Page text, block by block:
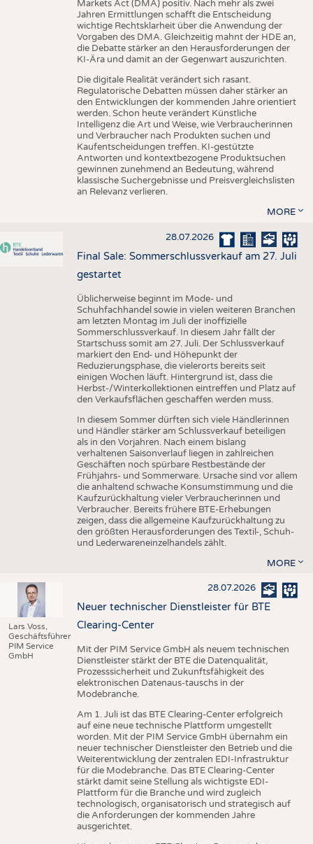
Markets Act (DMA) positiv. Nach mehr als zwei
Jahren Ermittlungen schafft die Entscheidung
wichtige Rechtsklarheit über die Anwendung der
Vorgaben des DMA. Gleichzeitig mahnt der HDE an,
die Debatte stärker an den Herausforderungen der
KI-Ära und damit an der Gegenwart auszurichten.
Die digitale Realität verändert sich rasant.
Regulatorische Debatten müssen daher stärker an
den Entwicklungen der kommenden Jahre orientiert
werden. Schon heute verändert Künstliche
Intelligenz die Art und Weise, wie Verbraucherinnen
und Verbraucher nach Produkten suchen und
Kaufentscheidungen treffen. KI-gestützte
Antworten und kontextbezogene Produktsuchen
gewinnen zunehmend an Bedeutung, während
klassische Suchergebnisse und Preisvergleichslisten
an Relevanz verlieren.
MORE
28.07.2026
Final Sale: Sommerschlussverkauf am 27. Juli
gestartet
Üblicherweise beginnt im Mode- und
Schuhfachhandel sowie in vielen weiteren Branchen
am letzten Montag im Juli der inoffizielle
Sommerschlussverkauf. In diesem Jahr fällt der
Startschuss somit am 27. Juli. Der Schlussverkauf
markiert den End- und Höhepunkt der
Reduzierungsphase, die vielerorts bereits seit
einigen Wochen läuft. Hintergrund ist, dass die
Herbst-/Winterkollektionen eintreffen und Platz auf
den Verkaufsflächen geschaffen werden muss.
In diesem Sommer dürften sich viele Händlerinnen
und Händler stärker am Schlussverkauf beteiligen
als in den Vorjahren. Nach einem bislang
verhaltenen Saisonverlauf liegen in zahlreichen
Geschäften noch spürbare Restbestände der
Frühjahrs- und Sommerware. Ursache sind vor allem
die anhaltend schwache Konsumstimmung und die
Kaufzurückhaltung vieler Verbraucherinnen und
Verbraucher. Bereits frühere BTE-Erhebungen
zeigen, dass die allgemeine Kaufzurückhaltung zu
den größten Herausforderungen des Textil-, Schuh-
und Lederwareneinzelhandels zählt.
MORE
Lars Voss,
Geschäftsführer
PIM Service
GmbH
28.07.2026
Neuer technischer Dienstleister für BTE
Clearing-Center
Mit der PIM Service GmbH als neuem technischen
Dienstleister stärkt der BTE die Datenqualität,
Prozesssicherheit und Zukunftsfähigkeit des
elektronischen Datenaus-tauschs in der
Modebranche.
Am 1. Juli ist das BTE Clearing-Center erfolgreich
auf eine neue technische Plattform umgestellt
worden. Mit der PIM Service GmbH übernahm ein
neuer technischer Dienstleister den Betrieb und die
Weiterentwicklung der zentralen EDI-Infrastruktur
für die Modebranche. Das BTE Clearing-Center
stärkt damit seine Stellung als wichtigste EDI-
Plattform für die Branche und wird zugleich
technologisch, organisatorisch und strategisch auf
die Anforderungen der kommenden Jahre
ausgerichtet.